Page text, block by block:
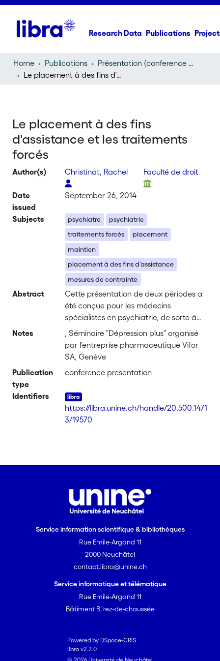
Research Data Publications
Home Publications
Présentation (conference presentation)
Le placement à des fins d'assistance et les traitements forcés
Le placement à des fins
d'assistance et les traitements
forcés
Author(s) Christinat, Rachel Faculté de droit
Date
issued
September 26, 2014
Subjects psychiatre
psychiatrie
traitements forcés
placement
maintien
placement à des fins d'assistance
mesures de contrainte
Abstract
Cette présentation de deux périodes a
été conçue pour les médecins
spécialistes en psychiatrie, de sorte à
aborder les nombreuses difficultés
auxquelles ces praticiens sont
confrontés dans le cadre d'un
Après le rappel des mesures privatives
libération et exécution), le cours s'est
concentré sur les traitements forcés
(plan de traitement, traitement sans
Notes
, Séminaire "Dépression plus" organisé
par l'entreprise pharmaceutique Vifor
SA, Genève
Publication
type
conference presentation
Identifiers
https://libra.unine.ch/handle/20.500.1471
3/19570
Service information scientifique & bibliothèques
Rue Emile-Argand 11
2000 Neuchâtel
contact.libra@unine.ch
Service informatique et télématique
Rue Emile-Argand 11
Bâtiment B, rez-de-chaussée
Powered by DSpace-CRIS
libra v2.2.0